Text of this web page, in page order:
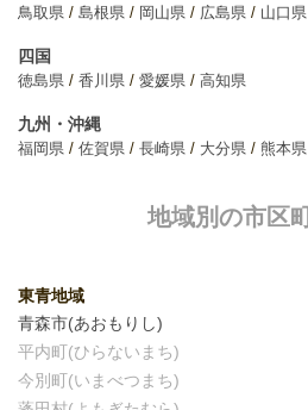
鳥取県 島根県 岡山県 広島県 山口県
四国
徳島県 香川県 愛媛県 高知県
九州・沖縄
福岡県 佐賀県 長崎県 大分県 熊本県
地域別の市区
東青地域
青森市(あおもりし)
平内町(ひらないまち)
今別町(いまべつまち)